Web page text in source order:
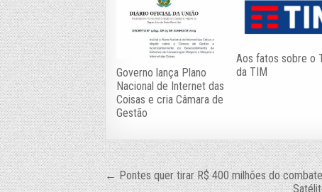
Governo lança Plano
Nacional de Internet das
Coisas e cria Câmara de
Gestão
Aos fatos sobre o
da TIM
Navegação
← Pontes quer tirar R$ 400 milhões do